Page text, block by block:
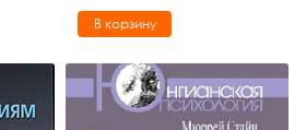
В корзину